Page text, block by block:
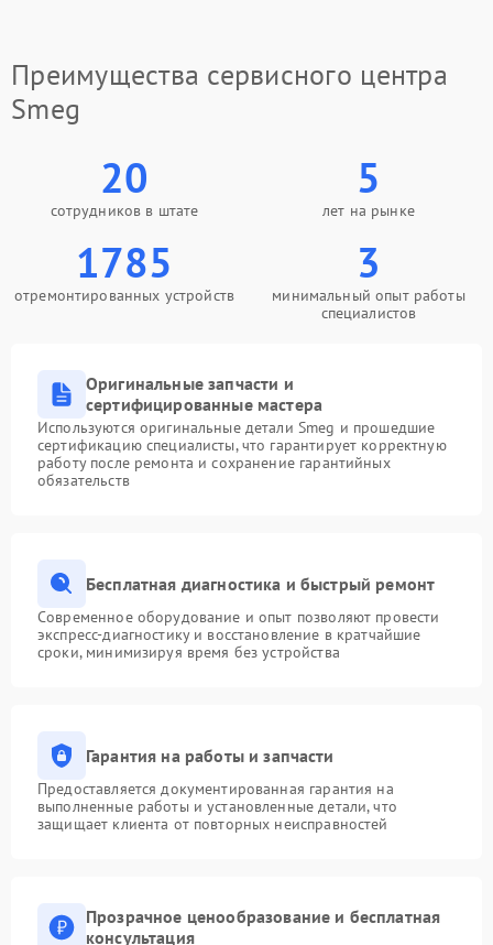
Преимущества сервисного центра
Smeg
20
сотрудников в штате
5
лет на рынке
1785
отремонтированных устройств
3
минимальный опыт работы
специалистов
Оригинальные запчасти и
сертифицированные мастера
Используются оригинальные детали Smeg и прошедшие
сертификацию специалисты, что гарантирует корректную
работу после ремонта и сохранение гарантийных
обязательств
Бесплатная диагностика и быстрый ремонт
Современное оборудование и опыт позволяют провести
экспресс-диагностику и восстановление в кратчайшие
сроки, минимизируя время без устройства
Гарантия на работы и запчасти
Предоставляется документированная гарантия на
выполненные работы и установленные детали, что
защищает клиента от повторных неисправностей
Прозрачное ценообразование и бесплатная
консультация